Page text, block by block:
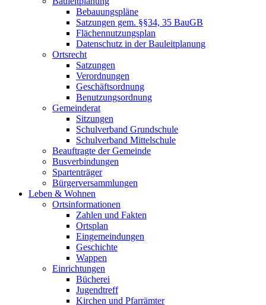
Bebauungspläne
Satzungen gem. §§34, 35 BauGB
Flächennutzungsplan
Datenschutz in der Bauleitplanung
Ortsrecht
Satzungen
Verordnungen
Geschäftsordnung
Benutzungsordnung
Gemeinderat
Sitzungen
Schulverband Grundschule
Schulverband Mittelschule
Beauftragte der Gemeinde
Busverbindungen
Spartenträger
Bürgerversammlungen
Leben & Wohnen
Ortsinformationen
Zahlen und Fakten
Ortsplan
Eingemeindungen
Geschichte
Wappen
Einrichtungen
Bücherei
Jugendtreff
Kirchen und Pfarrämter